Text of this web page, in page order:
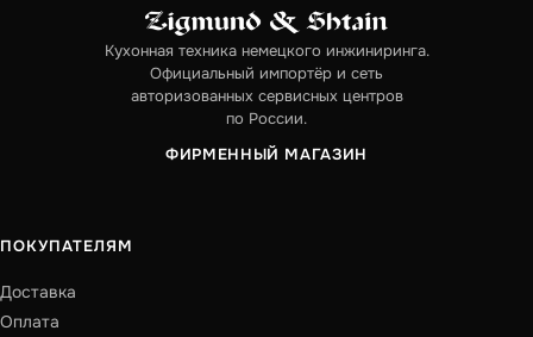
Кухонная техника немецкого инжиниринга.
Официальный импортёр и сеть
авторизованных сервисных центров
по России.
ФИРМЕННЫЙ МАГАЗИН
ПОКУПАТЕЛЯМ
Доставка
Оплата